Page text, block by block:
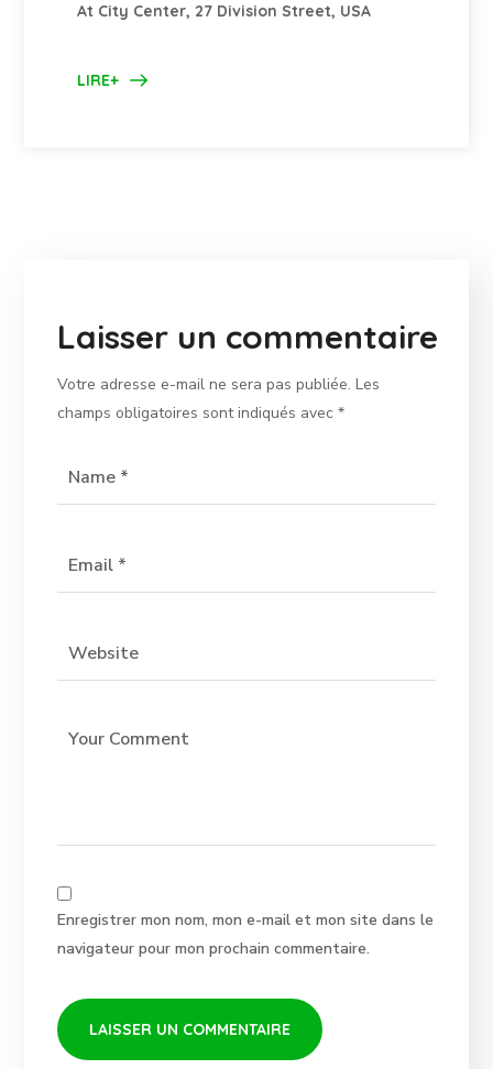
At City Center, 27 Division Street, USA
LIRE+
Laisser un commentaire
Votre adresse e-mail ne sera pas publiée. Les
champs obligatoires sont indiqués avec*
Enregistrer mon nom, mon e-mail et mon site dans le
navigateur pour mon prochain commentaire.